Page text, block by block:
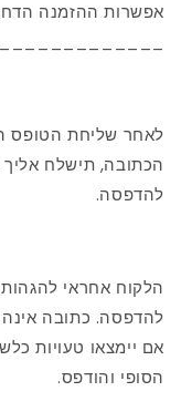
אפשרות ההזמנה
לאחר שליחת הטופס
הכתובה, תישלח
להדפסה.
הלקוח אחראי
להדפסה. כתובה
אם יימצאו טעויות
הסופי והודפס.